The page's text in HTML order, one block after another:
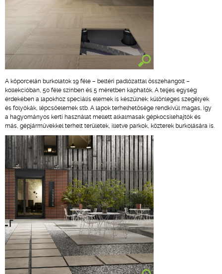
A kőporcelán burkolatok 19 féle – beltéri padlózattal összehangolt –
kollekcióban, 50 féle színben és 5 méretben kaphatók. A teljes egység
érdekében a lapokhoz speciális elemek is készülnek: különleges szegélyek
és folyókák, lépcsőelemek stb. A lapok terhelhetősége rendkívül magas, így
a hagyományos kerti használat mellett alkalmasak gépkocsilehajtók és
más, gépjárművekkel terhelt területek, illetve parkok, közterek burkolására is.